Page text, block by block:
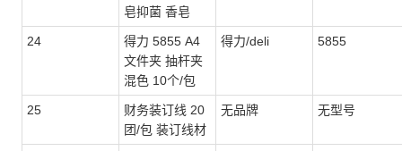
皂抑菌 香皂
24
得力 5855 A4
文件夹 抽杆夹
混色 10个/包
得力/deli 5855
25
财务装订线 20
团/包 装订线材
无品牌 无型号